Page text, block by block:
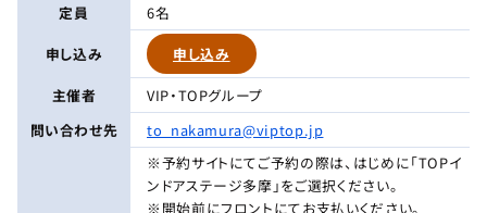
定員
6名
申し込み
申し込み
主催者
VIP・TOPグループ
問い合わせ先
to_nakamura@viptop.jp
※予約サイトにてご予約の際は、はじめに「TOPイ
ンドアステージ多摩」をご選択ください。
※開始前にフロントにてお支払いください。